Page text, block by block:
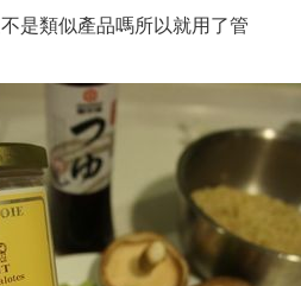
是類似產品嗎所以就用了管